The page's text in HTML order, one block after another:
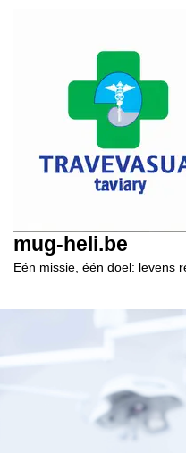
mug-heli.be
Eén missie, één doel: levens